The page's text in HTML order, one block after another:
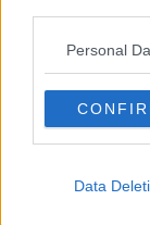
Personal
Data
la necessità d’
strutturali. Si
ristrutturazione
l’Amministrazione
sostenendo che
progetti a valere